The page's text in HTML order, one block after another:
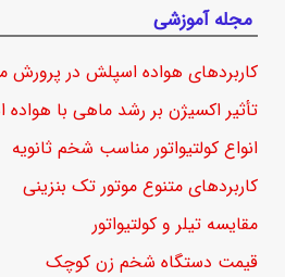
مجله آموزشی
کاربردهای هواده اسپلش در پرورش
تأثیر اکسیژن بر رشد ماهی با
انواع کولتیواتور مناسب شخم ثانویه
کاربردهای متنوع موتور تک بنزینی
مقایسه تیلر و کولتیواتور
قیمت دستگاه شخم زن کوچک